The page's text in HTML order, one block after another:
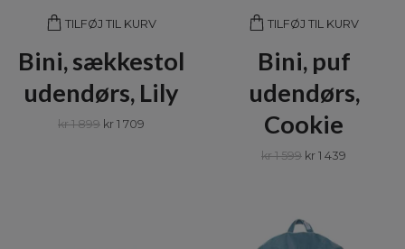
TILFØJ TIL KURV
Bini, sækkestol
udendørs, Lily
kr 1 899 kr 1 709
TILFØJ TIL KURV
Bini, puf
udendørs,
Cookie
kr 1 599 kr 1 439